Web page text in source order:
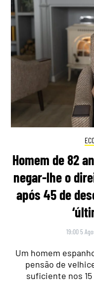
Homem de 82
negar-lhe o
após 45 de
19:00 5
Um homem
pensão de
suficiente nos